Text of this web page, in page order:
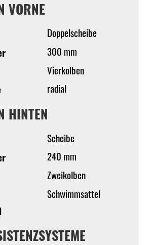
VORNE
Doppelscheibe
300 mm
Vierkolben
radial
HINTEN
Scheibe
240 mm
Zweikolben
Schwimmsattel